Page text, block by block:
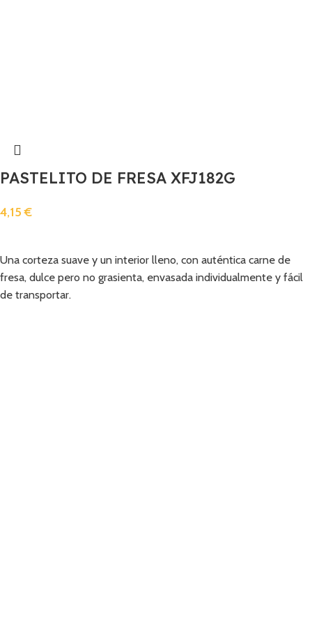
PASTELITO DE FRESA XFJ182G
4,15€
Una corteza suave y un interior lleno, con auténtica carne de
fresa, dulce pero no grasienta, envasada individualmente y fácil
de transportar.